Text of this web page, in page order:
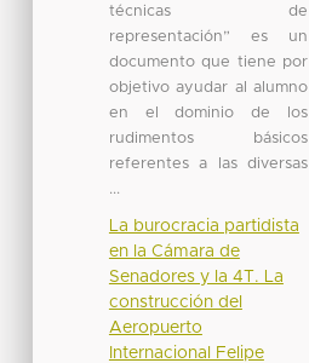
técnicas de
representación” es un
documento que tiene por
objetivo ayudar al alumno
en el dominio de los
rudimentos básicos
referentes a las diversas
...
La burocracia partidista
en la Cámara de
Senadores y la 4T. La
construcción del
Aeropuerto
Internacional Felipe